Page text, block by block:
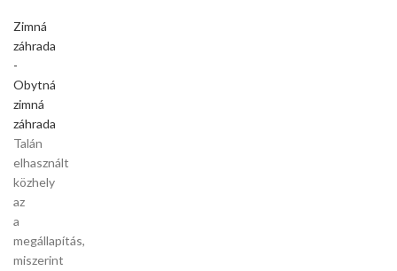
Zimná
záhrada
-
Obytná
zimná
záhrada
Talán
elhasznált
közhely
az
a
megállapítás,
miszerint